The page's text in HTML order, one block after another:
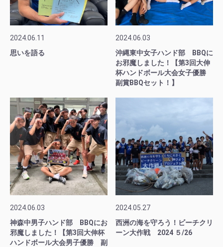
2024.06.11
思いを語る
2024.06.03
沖縄東中女子ハンド部 BBQに
お邪魔しました！【第3回大伸
杯ハンドボール大会女子優勝
副賞BBQセット！】
2024.06.03
神森中男子ハンド部 BBQにお
邪魔しました！【第3回大伸杯
ハンドボール大会男子優勝 副
2024.05.27
西洲の海を守ろう！ビーチクリ
ーン大作戦 2024 ５/26